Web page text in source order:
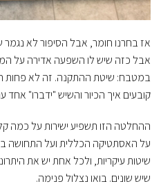
אז בחרנו חומר, אבל הסיפור לא נגמר
אבל כזה שיש לו השפעה אדירה על
במטבח: שיטת ההתקנה. זה לא פחות
קובעים איך הכיור והשיש "ידברו" אחד
ההחלטה הזו תשפיע ישירות על כמה
על האסתטיקה הכללית ועל התחושה
שיטות עיקריות, ולכל אחת יש את
שיש שונים. בואו נצלול פנימה.